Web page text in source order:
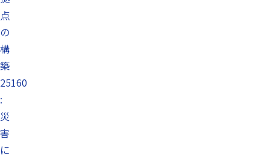
点
の
構
築
25160
:
災
害
に